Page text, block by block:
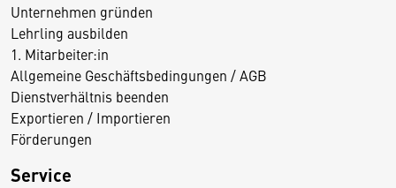
Unternehmen gründen
Lehrling ausbilden
1. Mitarbeiter:in
Allgemeine Geschäftsbedingungen / AGB
Dienstverhältnis beenden
Exportieren / Importieren
Förderungen
Service